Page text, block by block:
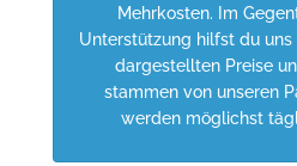
Mehrkosten. Im
Unterstützung hilfst du uns
dargestellten Preise
stammen von unseren
werden möglichst